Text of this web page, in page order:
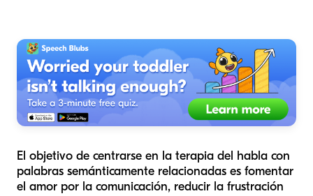
El objetivo de centrarse en la terapia del habla con
palabras semánticamente relacionadas es fomentar
el amor por la comunicación, reducir la frustración